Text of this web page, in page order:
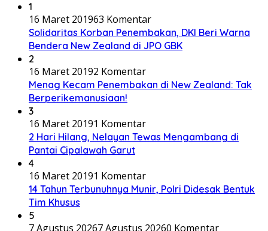
1
16 Maret 201963 Komentar
Solidaritas Korban Penembakan, DKI Beri Warna
Bendera New Zealand di JPO GBK
2
16 Maret 20192 Komentar
Menag Kecam Penembakan di New Zealand: Tak
Berperikemanusiaan!
3
16 Maret 20191 Komentar
2 Hari Hilang, Nelayan Tewas Mengambang di
Pantai Cipalawah Garut
4
16 Maret 20191 Komentar
14 Tahun Terbunuhnya Munir, Polri Didesak Bentuk
Tim Khusus
5
7 Agustus 20267 Agustus 20260 Komentar